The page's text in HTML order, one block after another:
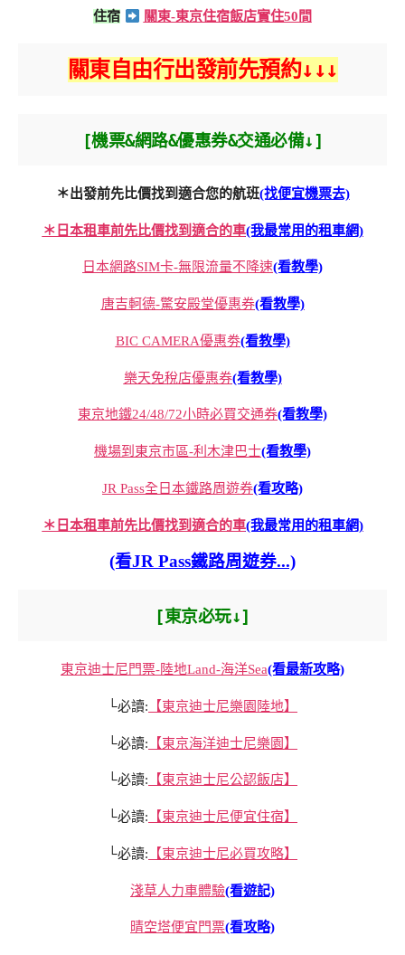
住宿 關東-東京住宿飯店實住50間
關東自由行出發前先預約↓↓↓
[機票&網路&優惠券&交通必備↓]
＊出發前先比價找到適合您的航班(找便宜機票去)
＊日本租車前先比價找到適合的車(我最常用的租車網)
日本網路SIM卡-無限流量不降速(看教學)
唐吉軻德-驚安殿堂優惠券(看教學)
BIC CAMERA優惠劵(看教學)
樂天免稅店優惠券(看教學)
東京地鐵24/48/72小時必買交通券(看教學)
機場到東京市區-利木津巴士(看教學)
JR Pass全日本鐵路周遊券(看攻略)
＊日本租車前先比價找到適合的車(我最常用的租車網)
(看JR Pass鐵路周遊券...)
[東京必玩↓]
東京迪士尼門票-陸地Land-海洋Sea(看最新攻略)
└必讀: 【東京迪士尼樂園陸地】
└必讀: 【東京海洋迪士尼樂園】
└必讀: 【東京迪士尼公認飯店】
└必讀: 【東京迪士尼便宜住宿】
└必讀: 【東京迪士尼必買攻略】
淺草人力車體驗(看遊記)
晴空塔便宜門票(看攻略)